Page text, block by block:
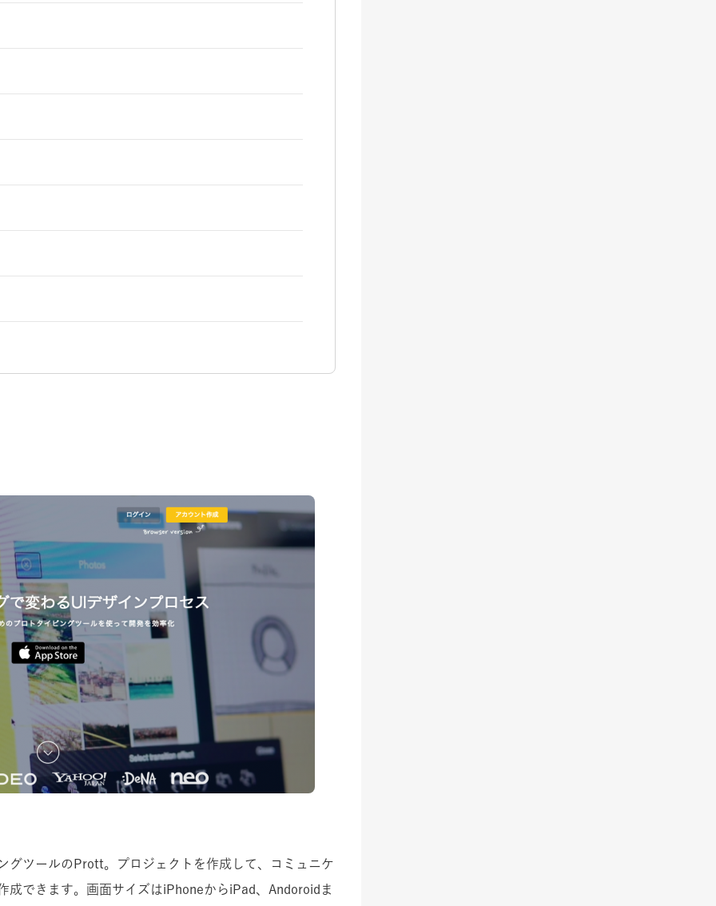
グツールのPrott。プロジェクトを作成して、コミュニケ
成できます。画面サイズはiPhoneからiPad、Andoroidま